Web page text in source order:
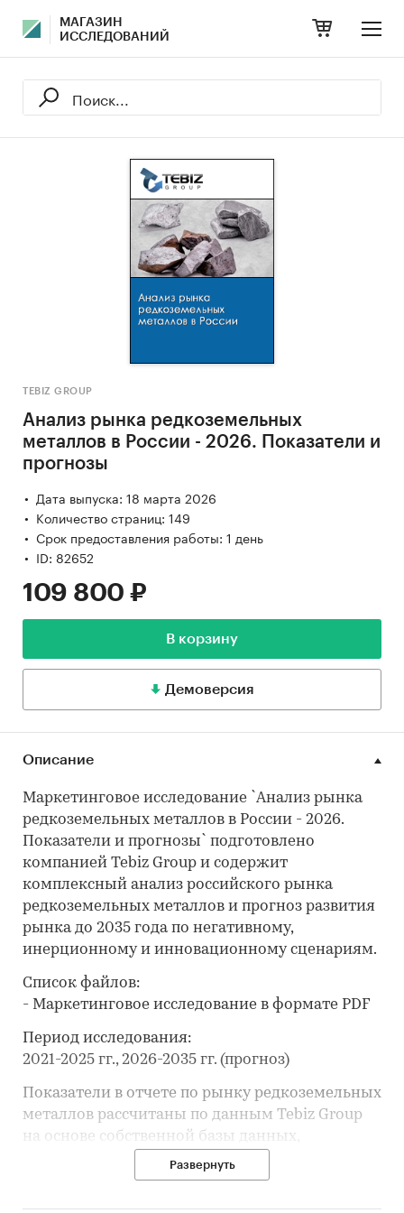
МАГАЗИН
ИССЛЕДОВАНИЙ
TEBIZ GROUP
Анализ рынка редкоземельных
металлов в России - 2026. Показатели и
прогнозы
Дата выпуска: 18 марта 2026
Количество страниц: 149
Срок предоставления работы: 1 день
ID: 82652
109 800 ₽
В корзину
Демоверсия
Описание
Маркетинговое исследование `Анализ рынка
редкоземельных металлов в России - 2026.
Показатели и прогнозы` подготовлено
компанией Tebiz Group и содержит
комплексный анализ российского рынка
редкоземельных металлов и прогноз развития
рынка до 2035 года по негативному,
инерционному и инновационному сценариям.
Список файлов:
- Маркетинговое исследование в формате PDF
Период исследования:
2021-2025 гг., 2026-2035 гг. (прогноз)
Показатели в отчете по рынку редкоземельных
металлов рассчитаны по данным Tebiz Group
на основе собственной базы данных,
официальной статистики, таможенных
данных, корпоративной отчётности,
Развернуть